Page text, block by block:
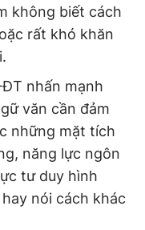
không biết cách
rất khó khăn
nhấn mạnh
văn cần đảm
những mặt tích
năng lực ngôn
tư duy hình
nói cách khác